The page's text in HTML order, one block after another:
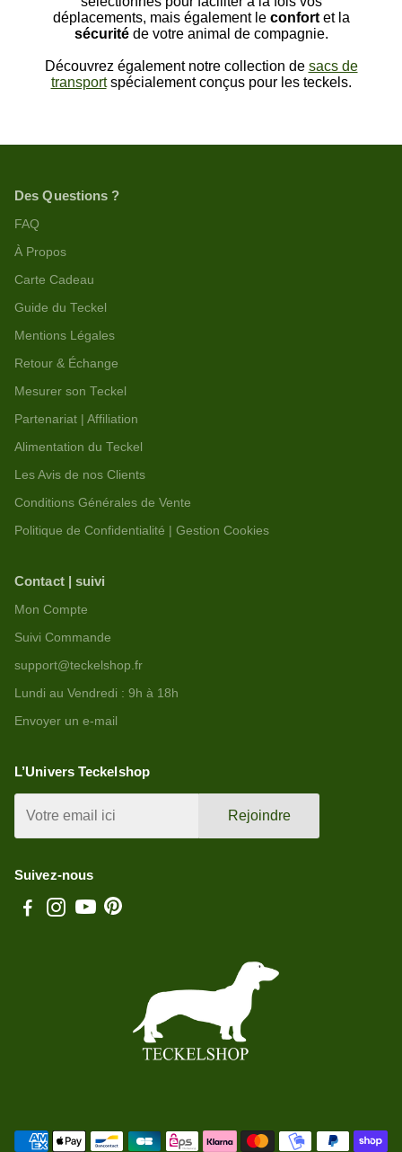
déplacements, mais également le confortet la
sécuritéde votre animal de compagnie.
Découvrez également notre collection de sacs de
transportspécialement conçus pour les teckels.
Des Questions ?
FAQ
À Propos
Carte Cadeau
Guide du Teckel
Mentions Légales
Retour & Échange
Mesurer son Teckel
Partenariat | Affiliation
Alimentation du Teckel
Les Avis de nos Clients
Conditions Générales de Vente
Politique de Confidentialité | Gestion Cookies
Contact | suivi
Mon Compte
Suivi Commande
support@teckelshop.fr
Lundi au Vendredi : 9h à 18h
Envoyer un e-mail
L’Univers Teckelshop
Rejoindre
Suivez-nous